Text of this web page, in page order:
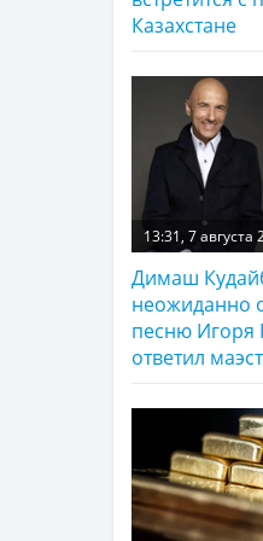
Казахстане
13:31, 7 августа
Димаш
неожиданно
песню Игоря
ответил